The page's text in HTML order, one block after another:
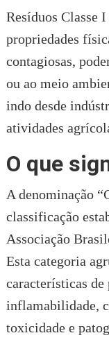
Resíduos Classe
propriedades
contagiosas,
ou ao meio
indo desde
atividades
O que
A denominação
classificação
Associação
Esta categoria
características
inflamabilidade,
toxicidade e